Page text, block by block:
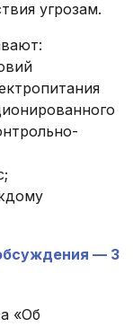
угрозам.
— 3
«Об